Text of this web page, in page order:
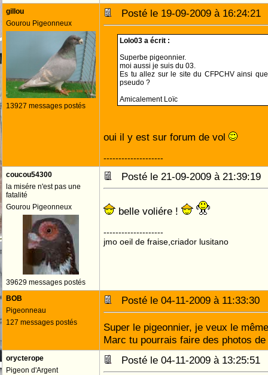
gillou
Gourou Pigeonneux
13927 messages postés
Posté le 19-09-2009 à
Lolo03 a écrit :
Superbe pigeonnier.
moi aussi je suis du 03.
Es tu allez sur le site du CFPCHV ainsi
pseudo ?
Amicalement Loïc
oui il y est sur forum de vol
--------------------
coucou54300
la misére n'est pas une
fatalité
Gourou Pigeonneux
39629 messages postés
Posté le 21-09-2009 à
belle voliére !
--------------------
jmo oeil de fraise,criador lusitano
BOB
Pigeonneau
127 messages postés
Posté le 04-11-2009 à 11:33:30
Super le pigeonnier, je veux le
Marc tu pourrais faire des photos
orycterope
Pigeon d'Argent
Posté le 04-11-2009 à